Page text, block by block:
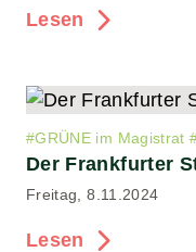
Lesen
#GRÜNE im Magistrat
Der Frankfurter
Freitag, 8.11.2024
Lesen